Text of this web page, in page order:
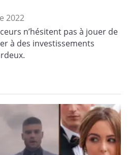
2022
n’hésitent pas à jouer de
à des investissements